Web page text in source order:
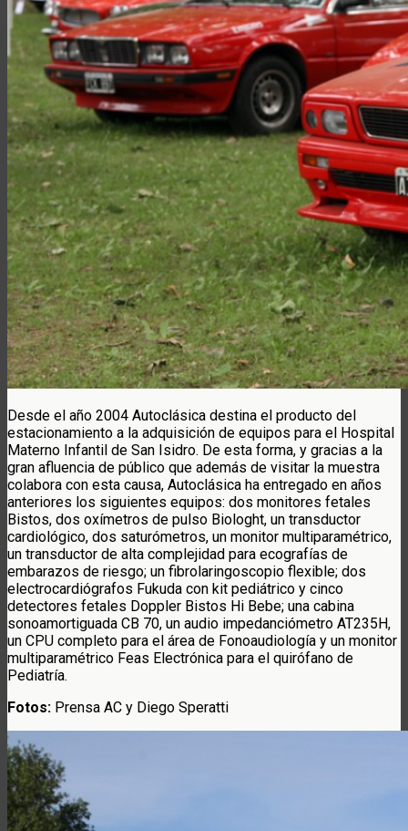
Desde el año 2004 Autoclásica destina el producto del
estacionamiento a la adquisición de equipos para el Hospital
Materno Infantil de San Isidro. De esta forma, y gracias a la
gran afluencia de público que además de visitar la muestra
colabora con esta causa, Autoclásica ha entregado en años
anteriores los siguientes equipos: dos monitores fetales
Bistos, dos oxímetros de pulso Biologht, un transductor
cardiológico, dos saturómetros, un monitor multiparamétrico,
un transductor de alta complejidad para ecografías de
embarazos de riesgo; un fibrolaringoscopio flexible; dos
electrocardiógrafos Fukuda con kit pediátrico y cinco
detectores fetales Doppler Bistos Hi Bebe; una cabina
sonoamortiguada CB 70, un audio impedanciómetro AT235H,
un CPU completo para el área de Fonoaudiología y un monitor
multiparamétrico Feas Electrónica para el quirófano de
Pediatría.
Fotos: Prensa AC y Diego Speratti